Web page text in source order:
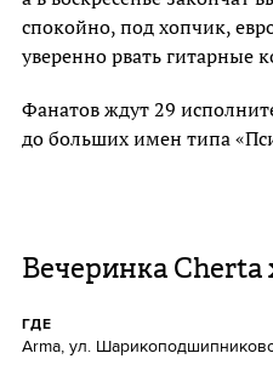
спокойно, под хопчик,
уверенно рвать гитарные
Фанатов ждут 29
до больших имен типа
Вечеринка Cherta
ГДЕ
Arma, ул.